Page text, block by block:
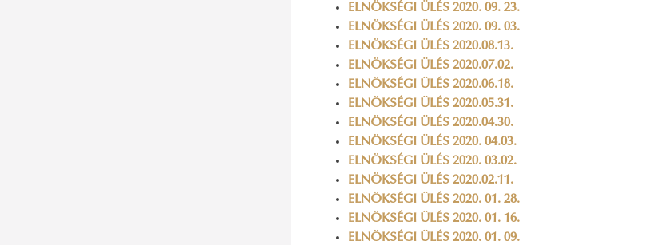
ELNÖKSÉGI ÜLÉS 2020. 09. 23.
ELNÖKSÉGI ÜLÉS 2020. 09. 03.
ELNÖKSÉGI ÜLÉS 2020.08.13.
ELNÖKSÉGI ÜLÉS 2020.07.02.
ELNÖKSÉGI ÜLÉS 2020.06.18.
ELNÖKSÉGI ÜLÉS 2020.05.31.
ELNÖKSÉGI ÜLÉS 2020.04.30.
ELNÖKSÉGI ÜLÉS 2020. 04.03.
ELNÖKSÉGI ÜLÉS 2020. 03.02.
ELNÖKSÉGI ÜLÉS 2020.02.11.
ELNÖKSÉGI ÜLÉS 2020. 01. 28.
ELNÖKSÉGI ÜLÉS 2020. 01. 16.
ELNÖKSÉGI ÜLÉS 2020. 01. 09.